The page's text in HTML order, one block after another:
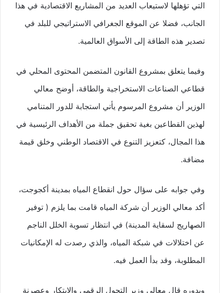
التي تؤهلها لاستيعاب العديد من المشاريع الاقتصادية في هذا
الجانب، فضلا عن الموقع الجغرافي الاستراتيجي للبلد في
تصدير هذه الطاقة إلى الأسواق العالمية.
وفيما يتعلق بمشروع القانون المتضمن المحتوى المحلي في
قطاعي الصناعات الاستخراجية والطاقة، أوضح معالي
الوزير أن مشروع المرسوم يأتي استجابة للدور المتنامي
لهذين القطاعين بغية تحقيق جملة من الأهداف الرئيسية في
هذا المجال، كتعزيز التنوع في الاقتصاد الوطني وخلق قيمة
مضافة.
وفي جوابه على سؤال حول انقطاع المياه بمدينة أكجوجت،
أكد معالي الوزير أن شركة المياه قامت بما يلزم ( توفير
الصهاريج لسقاية المدينة) في انتظار تسوية الخلل الناجم
عن اختلالات في شبكة المياه، والذي رصدت له الإمكانيات
المطلوبة، وقد بدأ العمل فيه.
وبدوره قال معالي وزير التحول الرقمي والابتكار وعصرنة